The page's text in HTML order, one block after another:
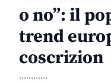
o no”: il
trend
coscrizion
............